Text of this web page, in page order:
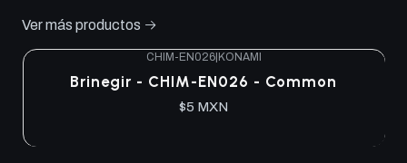
Ver más productos
CHIM-EN026| KONAMI
Brinegir - CHIM-EN026 - Common
$5 MXN